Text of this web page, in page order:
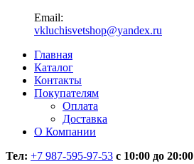
Email:
vkluchisvetshop@yandex.ru
Главная
Каталог
Контакты
Покупателям
Оплата
Доставка
О Компании
Тел: +7 987-595-97-53 с 10:00 до 20:00